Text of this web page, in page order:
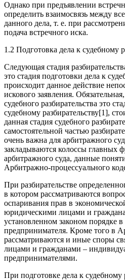
Однако при предъявлении
определить взаимосвязь между
данного дела, т. е. при
подача встречного иска.
1.2 Подготовка дела к судебному
Следующая стадия
это стадия подготовки дела к
происходит данное действие
искового заявления.
судебного разбирательства это
судебному разбирательству[1],
данная стадия судебного
самостоятельной частью
очень важна для арбитражного
закладываются колоссы главных
арбитражного суда, данные
Арбитражно-процессуального
При разбирательстве
в котором рассматриваются
оспаривания прав в
юридическими лицами и
установленном законом порядке
предпринимателя. Кроме того в
рассматриваются и иные споры
лицами и гражданами –
предпринимателями.
При подготовке дела к судебному